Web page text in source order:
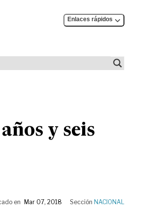
Enlaces rápidos
y seis
en Mar 07, 2018 Sección NACIONAL